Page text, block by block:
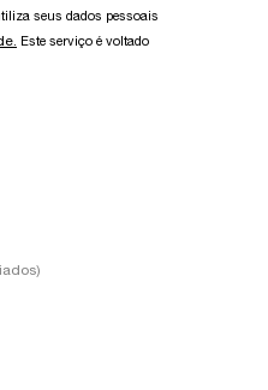
seus dados pessoais
Este serviço é voltado